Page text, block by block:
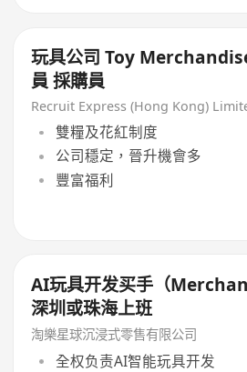
玩具公司 Toy
員 採購員
Recruit Express (Hong Kong)
雙糧及花紅制度
公司穩定，晉升機會多
豐富福利
AI玩具开发买手（
深圳或珠海上班
淘樂星球沉浸式零售有限公司
全权负责AI智能玩具开发